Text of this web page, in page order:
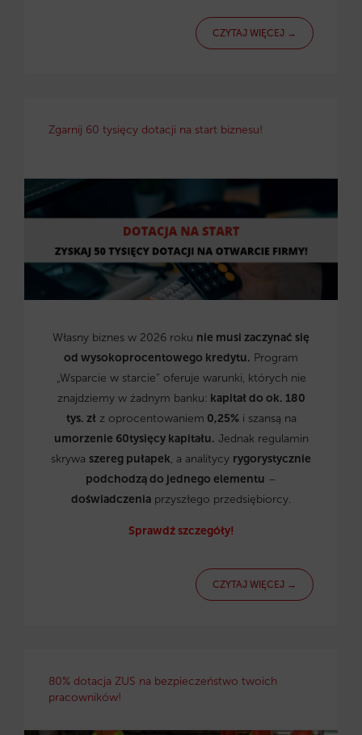
CZYTAJ WIĘCEJ →
Zgarnij 60 tysięcy dotacji na start biznesu!
Własny biznes w 2026 roku nie musi zaczynać się
od wysokoprocentowego kredytu. Program
„Wsparcie w starcie” oferuje warunki, których nie
znajdziemy w żadnym banku: kapitał do ok. 180
tys. zł z oprocentowaniem 0,25%i szansą na
umorzenie 60tysięcy kapitału. Jednak regulamin
skrywa szereg pułapek, a analitycy rygorystycznie
podchodzą do jednego elementu –
doświadczenia przyszłego przedsiębiorcy.
Sprawdź szczegóły!
CZYTAJ WIĘCEJ →
80% dotacja ZUS na bezpieczeństwo twoich
pracowników!